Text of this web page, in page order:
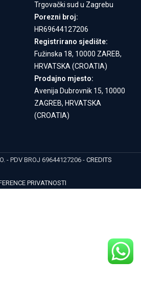
Trgovački sud u Zagrebu
Porezni broj:
HR69644127206
Registrirano sjedište:
Fužinska 18, 10000 ZAREB,
HRVATSKA (CROATIA)
Prodajno mjesto:
Avenija Dubrovnik 15, 10000
ZAGREB, HRVATSKA
(CROATIA)
- PDV BROJ 69644127206 - CREDITS
PRIVATNOSTI